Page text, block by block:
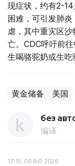
现症状，约有2-
困难，可引发肺
虐，其中重灾区
亡。CDC呼吁前
生喝骆驼奶或生吃
黄金储备 美国
без
编译
17:15, 06 8月 2026